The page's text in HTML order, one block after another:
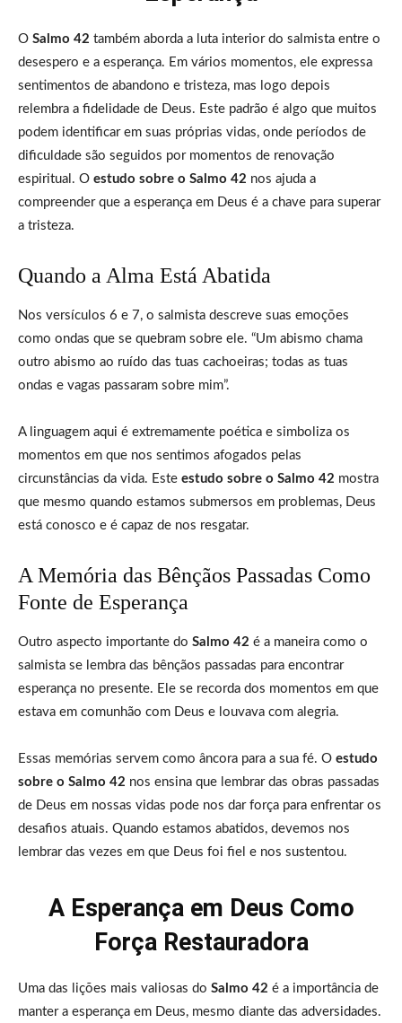
O Salmo 42 também aborda a luta interior do salmista entre o
desespero e a esperança. Em vários momentos, ele expressa
sentimentos de abandono e tristeza, mas logo depois
relembra a fidelidade de Deus. Este padrão é algo que muitos
podem identificar em suas próprias vidas, onde períodos de
dificuldade são seguidos por momentos de renovação
espiritual. O estudo sobre o Salmo 42 nos ajuda a
compreender que a esperança em Deus é a chave para superar
a tristeza.
Quando a Alma Está Abatida
Nos versículos 6 e 7, o salmista descreve suas emoções
como ondas que se quebram sobre ele. “Um abismo chama
outro abismo ao ruído das tuas cachoeiras; todas as tuas
ondas e vagas passaram sobre mim”.
A linguagem aqui é extremamente poética e simboliza os
momentos em que nos sentimos afogados pelas
circunstâncias da vida. Este estudo sobre o Salmo 42 mostra
que mesmo quando estamos submersos em problemas, Deus
está conosco e é capaz de nos resgatar.
A Memória das Bênçãos Passadas Como
Fonte de Esperança
Outro aspecto importante do Salmo 42 é a maneira como o
salmista se lembra das bênçãos passadas para encontrar
esperança no presente. Ele se recorda dos momentos em que
estava em comunhão com Deus e louvava com alegria.
Essas memórias servem como âncora para a sua fé. O estudo
sobre o Salmo 42 nos ensina que lembrar das obras passadas
de Deus em nossas vidas pode nos dar força para enfrentar os
desafios atuais. Quando estamos abatidos, devemos nos
lembrar das vezes em que Deus foi fiel e nos sustentou.
A Esperança em Deus Como
Força Restauradora
Uma das lições mais valiosas do Salmo 42 é a importância de
manter a esperança em Deus, mesmo diante das adversidades.